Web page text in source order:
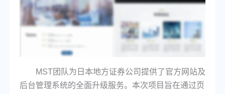
MST团队为日本地方证券公司提供了官方网站及
后台管理系统的全面升级服务。本次项目旨在通过页